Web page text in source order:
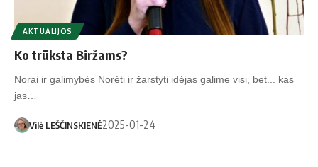
AKTUALIJOS
Ko trūksta Biržams?
Norai ir galimybės Norėti ir žarstyti idėjas galime visi, bet... kas
jas…
Vilė LEŠČINSKIENĖ2025-01-24